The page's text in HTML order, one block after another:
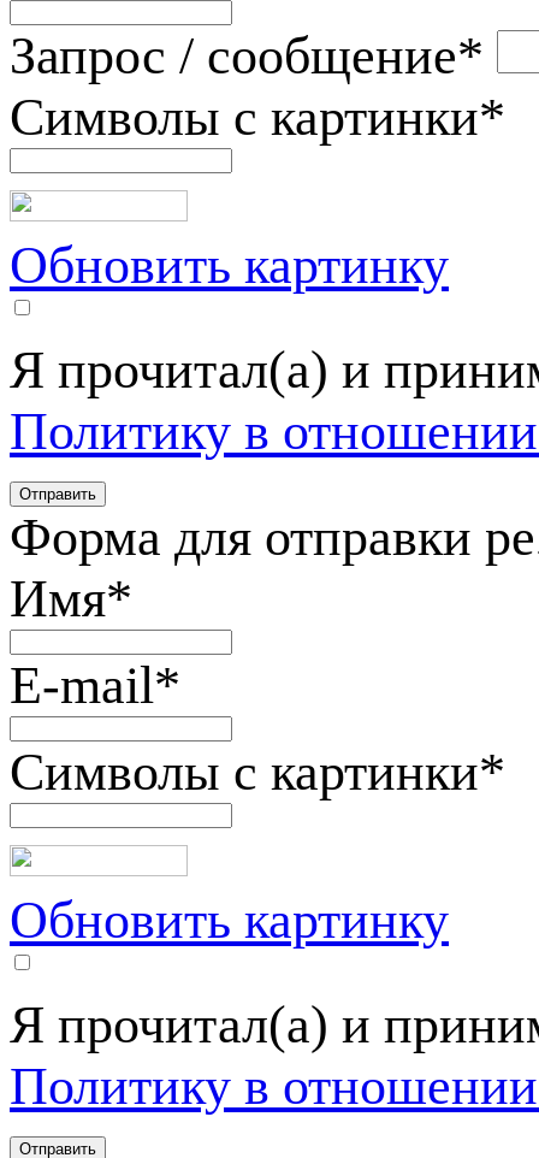
Запрос / сообщение*
Символы с картинки*
Обновить картинку
Я прочитал(а) и
Политику в
Форма для отправки
Имя*
E-mail*
Символы с картинки*
Обновить картинку
Я прочитал(а) и
Политику в